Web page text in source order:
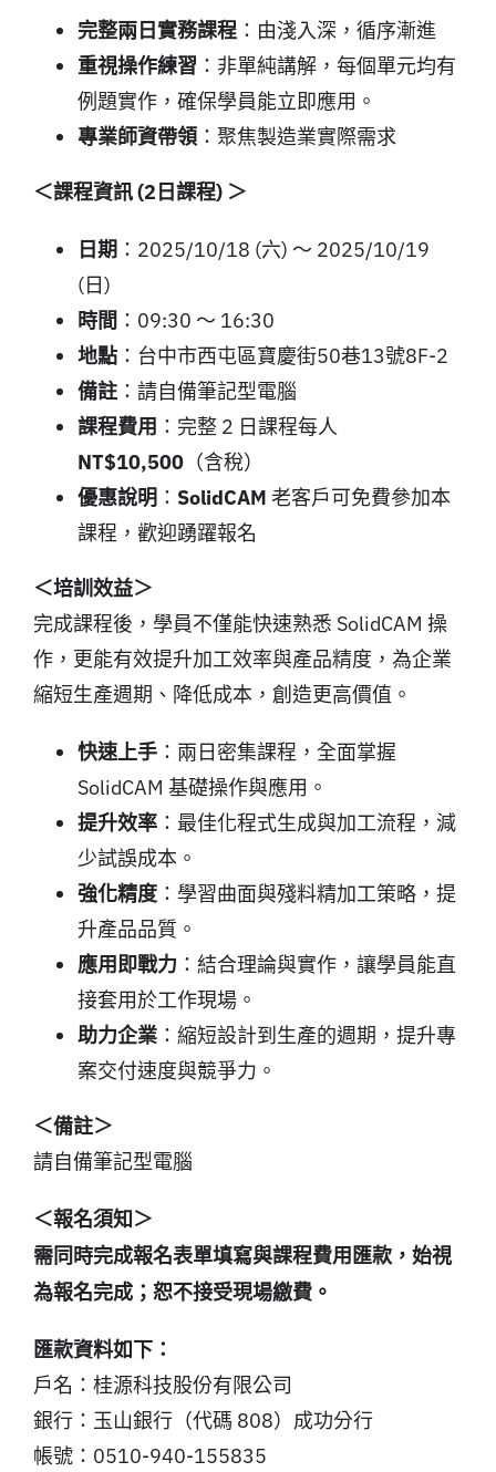
完整兩日實務課程 ：由淺入深，循序漸進
重視操作練習 ：非單純講解，每個單元均有
例題實作，確保學員能立即應用。
專業師資帶領 ：聚焦製造業實際需求
＜課程資訊 (2日課程) ＞
日期 ：2025/10/18 (六) ～ 2025/10/19
(日)
時間 ：09:30 ～ 16:30
地點 ：台中市西屯區寶慶街50巷13號8F-2
備註 ：請自備筆記型電腦
課程費用 ：完整 2 日課程每人
NT$10,500 （含稅）
優惠說明 ： SolidCAM 老客戶可免費參加本
課程，歡迎踴躍報名
＜培訓效益＞
完成課程後，學員不僅能快速熟悉 SolidCAM 操
作，更能有效提升加工效率與產品精度，為企業
縮短生產週期、降低成本，創造更高價值。
快速上手 ：兩日密集課程，全面掌握
SolidCAM 基礎操作與應用。
提升效率 ：最佳化程式生成與加工流程，減
少試誤成本。
強化精度 ：學習曲面與殘料精加工策略，提
升產品品質。
應用即戰力 ：結合理論與實作，讓學員能直
接套用於工作現場。
助力企業 ：縮短設計到生產的週期，提升專
案交付速度與競爭力。
＜備註＞
請自備筆記型電腦
＜報名須知＞
需同時完成報名表單填寫與課程費用匯款，始視
為報名完成；恕不接受現場繳費。
匯款資料如下：
戶名：桂源科技股份有限公司
銀行：玉山銀行（代碼 808）成功分行
帳號：0510-940-155835